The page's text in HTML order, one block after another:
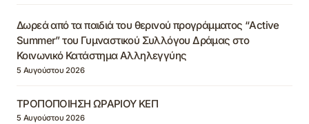
Δωρεά από τα παιδιά του θερινού προγράμματος “Active
Summer” του Γυμναστικού Συλλόγου Δράμας στο
Κοινωνικό Κατάστημα Αλληλεγγύης
5 Αυγούστου 2026
ΤΡΟΠΟΠΟΙΗΣΗ ΩΡΑΡΙΟΥ ΚΕΠ
5 Αυγούστου 2026